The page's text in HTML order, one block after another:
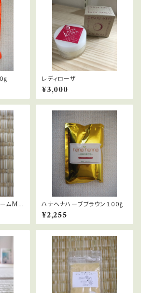
ḡ レディローザ
¥3,000
ームMA
リー
ハナヘナハーブブラウン１００ḡ
¥2,255